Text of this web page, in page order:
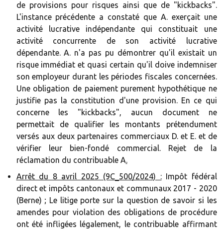
de provisions pour risques ainsi que de "kickbacks".
L'instance précédente a constaté que A. exerçait une
activité lucrative indépendante qui constituait une
activité concurrente de son activité lucrative
dépendante. A. n'a pas pu démontrer qu'il existait un
risque immédiat et quasi certain qu'il doive indemniser
son employeur durant les périodes fiscales concernées.
Une obligation de paiement purement hypothétique ne
justifie pas la constitution d'une provision. En ce qui
concerne les "kickbacks", aucun document ne
permettait de qualifier les montants prétendument
versés aux deux partenaires commerciaux D. et E. et de
vérifier leur bien-fondé commercial. Rejet de la
réclamation du contribuable A.‍
Arrêt du 8 avril 2025 (9C_500/2024) :Impôt fédéral
direct et impôts cantonaux et communaux 2017 - 2020
(Berne) ; Le litige porte sur la question de savoir si les
amendes pour violation des obligations de procédure
ont été infligées légalement, le contribuable affirmant